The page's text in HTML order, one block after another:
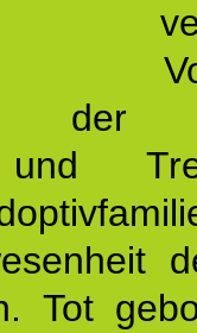
der
Tot